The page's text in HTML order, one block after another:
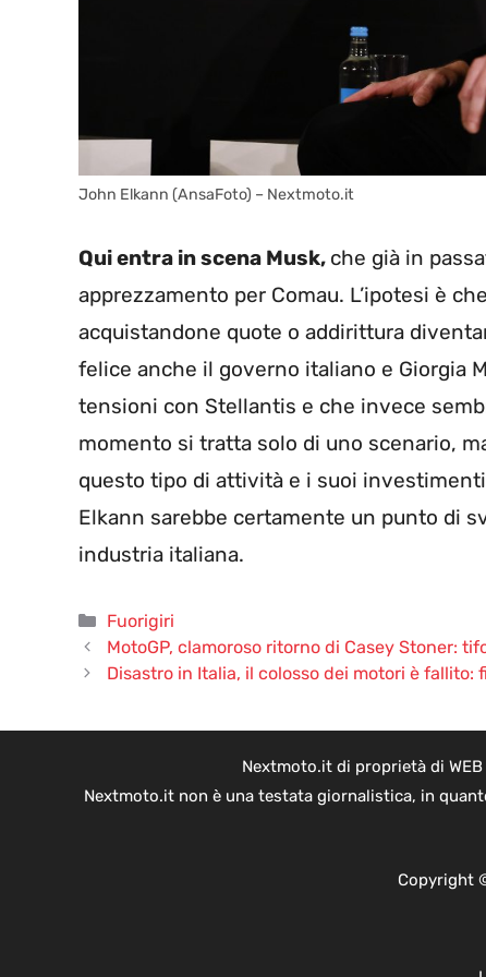
John Elkann (AnsaFoto) – Nextmoto.it
Qui entra in scena Musk, che già in
apprezzamento per Comau. L’ipotesi è
acquistandone quote o addirittura
felice anche il governo italiano e Giorgia
tensioni con Stellantis e che invece
momento si tratta solo di uno scenario,
questo tipo di attività e i suoi
Elkann sarebbe certamente un punto di
industria italiana.
Categorie
Fuorigiri
MotoGP, clamoroso ritorno di Casey Stoner:
Disastro in Italia, il colosso dei motori è
Nextmoto.it di proprietà di WEB
Nextmoto.it non è una testata giornalistica, in
Copyright